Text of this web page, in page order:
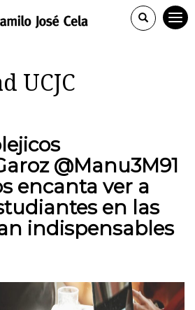
UCJC
@Manu3M91
encanta ver a
en las
indispensables